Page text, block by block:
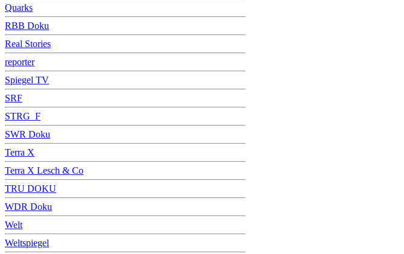
Quarks
RBB Doku
Real Stories
reporter
Spiegel TV
SRF
STRG_F
SWR Doku
Terra X
Terra X Lesch & Co
TRU DOKU
WDR Doku
Welt
Weltspiegel